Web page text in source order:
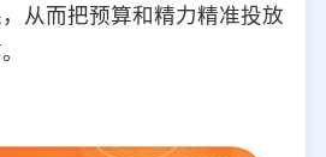
从而把预算和精力精准投放